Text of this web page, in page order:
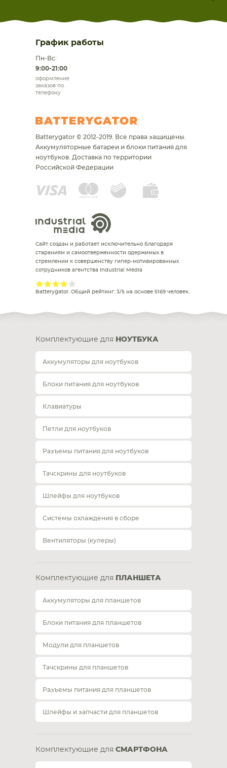
График работы
Пн-Вс:
9:00-21:00
оформление
заказов по
телефону
Batterygator © 2012-2019. Все права защищены.
Аккумуляторные батареи и блоки питания для
ноутбуков. Доставка по территории
Российской Федерации
Сайт создан и работает исключительно благодаря
стараниям и самоотверженности одержимых в
стремлении к совершенству гипер-мотивированных
сотрудников агентства Industrial Media
Batterygator. Общий рейтинг: 3/5 на основе 5169 человек.
Комплектующие для НОУТБУКА
Аккумуляторы для ноутбуков
Блоки питания для ноутбуков
Клавиатуры
Петли для ноутбуков
Разъемы питания для ноутбуков
Тачскрины для ноутбуков
Шлейфы для ноутбуков
Системы охлаждения в сборе
Вентиляторы (кулеры)
Комплектующие для ПЛАНШЕТА
Аккумуляторы для планшетов
Блоки питания для планшетов
Модули для планшетов
Тачскрины для планшетов
Разъемы питания для планшетов
Шлейфы и запчасти для планшетов
Комплектующие для СМАРТФОНА